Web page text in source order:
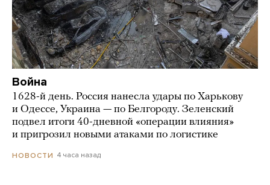
Война
1628-й день. Россия нанесла удары по Харькову
и Одессе, Украина — по Белгороду. Зеленский
подвел итоги 40-дневной «операции влияния»
и пригрозил новыми атаками по логистике
НОВОСТИ 4 часа назад